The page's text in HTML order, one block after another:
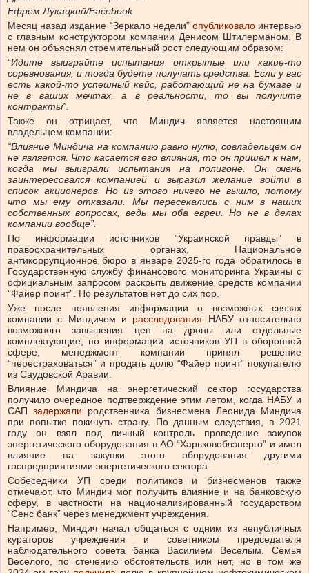
Ефрем Лукацкий/Facebook
Месяц назад издание “Зеркало недели” опубликовало интервью
с главным конструктором компании Денисом Штилерманом. В
нем он объяснял стремительный рост следующим образом:
“Идите выиграйте испытания открытые или какие-то
соревнования, и тогда будете получать средства. Если у вас
есть какой-то успешный кейс, работающий не на бумаге и
не в ваших мечтах, а в реальности, то вы получите
контракты”.
Также он отрицает, что Миндич является настоящим
владельцем компании:
“Влияние Миндича на компанию равно нулю, совладельцем он
не является. Что касается его влияния, то он пришел к нам,
когда мы выиграли испытания на полигоне. Он очень
заинтересовался компанией и выразил желание войти в
список акционеров. Но из этого ничего не вышло, потому
что мы ему отказали.
Мы пересекались с ним в наших
собственных вопросах, ведь мы оба евреи. Но не в делах
компании вообще”.
По информации источников “Украинской правды” в
правоохранительных органах, Национальное
антикоррупционное бюро в январе 2025-го года обратилось в
Государственную службу финансового мониторинга Украины с
официальным запросом раскрыть движение средств компании
“Файер поинт”. Но результатов нет до сих пор.
Уже после появления информации о возможных связях
компании с Миндичем и
расследования
НАБУ относительно
возможного завышения цен на дроны или отдельные
комплектующие, по информации источников УП в оборонной
сфере, менеджмент компании принял решение
“перестраховаться” и продать долю “Файер поинт” покупателю
из Саудовской Аравии.
Влияние Миндича на энергетический сектор государства
получило очередное подтверждение этим летом, когда НАБУ и
САП задержали
родственника бизнесмена Леонида Миндича
при попытке покинуть страну.
По данным следствия, в 2021
году он взял под личный контроль проведение закупок
энергетического оборудования в АО “Харьковоблэнерго” и имел
влияние на закупки этого оборудования другими
госпредприятиями энергетического сектора.
Собеседники УП среди политиков и бизнесменов также
отмечают, что Миндич мог получить влияние и на банковскую
сферу, в частности на национализированный государством
“Сенс банк” через менеджмент учреждения.
Например, Миндич начал общаться с одним из непубличных
кураторов учреждения и советником председателя
наблюдательного совета банка Василием Веселым. Семья
Веселого, по стечению обстоятельств или нет, но в том же